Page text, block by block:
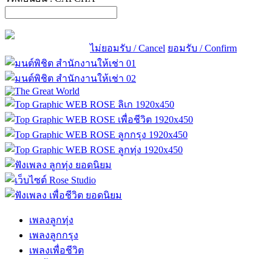
ไม่ยอมรับ / Cancel ยอมรับ / Confirm
เพลงลูกทุ่ง
เพลงลูกกรุง
เพลงเพื่อชีวิต